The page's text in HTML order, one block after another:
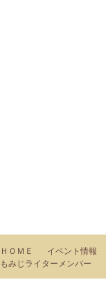
ＨＯＭＥ イベント情報
もみじライターメンバー